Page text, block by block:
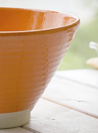
佐見焼 琥珀シリー